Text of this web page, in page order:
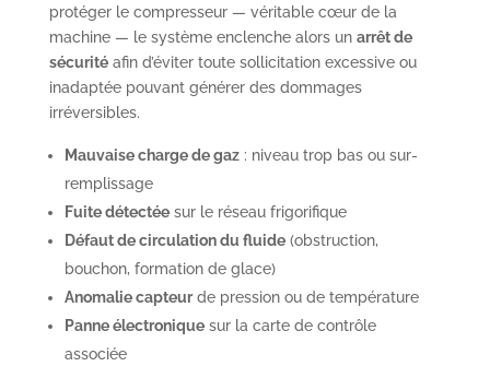
protéger le compresseur — véritable cœur de la
machine — le système enclenche alors un arrêt de
sécuritéafin d’éviter toute sollicitation excessive ou
inadaptée pouvant générer des dommages
irréversibles.
Mauvaise charge de gaz: niveau trop bas ou sur-
remplissage
Fuite détectéesur le réseau frigorifique
Défaut de circulation du fluide(obstruction,
bouchon, formation de glace)
Anomalie capteurde pression ou de température
Panne électroniquesur la carte de contrôle
associée